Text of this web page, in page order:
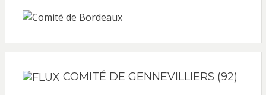
COMITÉ DE GENNEVILLIERS (92)